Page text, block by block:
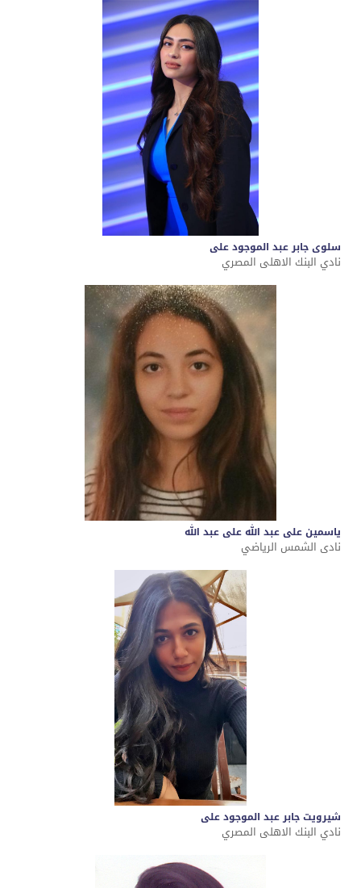
سلوى جابر عبد الموجود على
نادي البنك الاهلى المصري
ياسمين على عبد الله على عبد الله
نادى الشمس الرياضي
شيرويت جابر عبد الموجود على
نادي البنك الاهلى المصري